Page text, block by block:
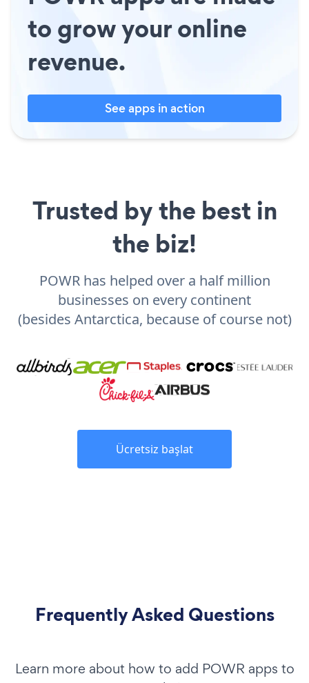
to grow your online
revenue.
See apps in action
Trusted by the best in
the biz!
POWR has helped over a half million
businesses on every continent
(besides Antarctica, because of course not)
Ücretsiz başlat
Frequently Asked Questions
Learn more about how to add POWR apps to